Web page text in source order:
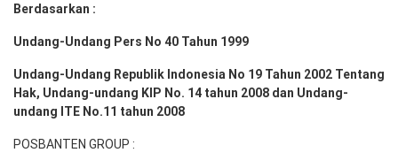
Berdasarkan :
Undang-Undang Pers No 40 Tahun 1999
Undang-Undang Republik Indonesia No 19 Tahun 2002 Tentang
Hak, Undang-undang KIP No. 14 tahun 2008 dan Undang-
undang ITE No.11 tahun 2008
POSBANTEN GROUP :